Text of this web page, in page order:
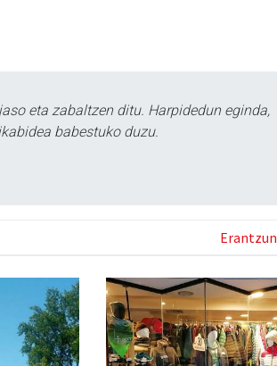
eta zabaltzen ditu. Harpidedun eginda,
babestuko duzu.
Erantzun